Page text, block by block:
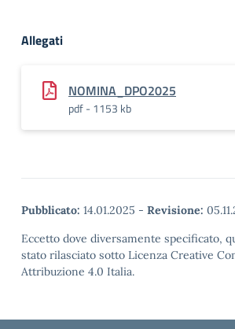
Allegati
NOMINA_DPO2025
pdf - 1153 kb
Pubblicato: 14.01.2025 - Revisione:
Eccetto dove diversamente specificato,
stato rilasciato sotto Licenza Creative
Attribuzione 4.0 Italia.